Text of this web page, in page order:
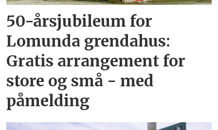
50-årsjubileum for
Lomunda grendahus:
Gratis arrangement for
store og små - med
påmelding